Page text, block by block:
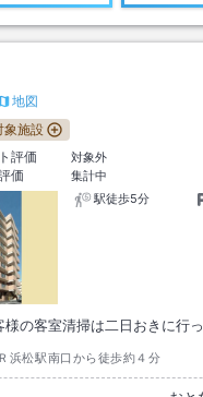
地図
象施設
評価
対象外
価
集計中
駅徒歩5分
様の客室清掃は二日おきに行っ
浜松駅南口から徒歩約４分